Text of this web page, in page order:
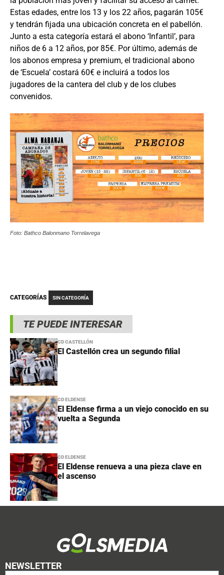
TE PUEDE INTERESAR
CD CASTELLÓN
El Castellón crea un segundo filial
CD ELDENSE
El Eldense firma a un viejo conocido en su
vuelta a Segunda
CD ELDENSE
El Eldense renueva a una pieza clave en
el ascenso
Estas edades, entre los 13 y los 22 años, pagarán 105€
y tendrán fijada una ubicación concreta en el pabellón.
Junto a esta categoría estará el abono ‘Infantil’, para
niños de 6 a 12 años, por 85€. Por último, además de
los abonos empresa y premium, el tradicional abono
de ‘Escuela’ costará 60€ e incluirá a todos los
jugadores de la cantera del club y de los clubes
convenidos.
Foto: Bathco Balonmano Torrelavega
CATEGORÍAS SIN CATEGORÍA
NEWSLETTER